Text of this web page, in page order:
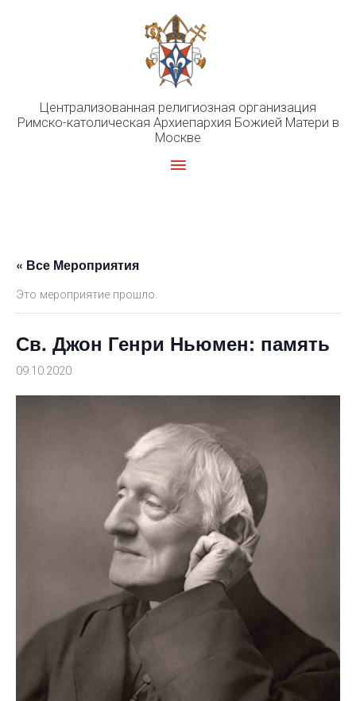
Централизованная религиозная организация
Римско-католическая Архиепархия Божией Матери в
Москве
Главное
« Все Мероприятия
Это мероприятие прошло.
Св. Джон Генри Ньюмен: память
09.10.2020